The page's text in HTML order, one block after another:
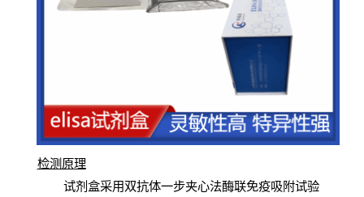
检测原理
试剂盒采用双抗体一步夹心法酶联免疫吸附试验